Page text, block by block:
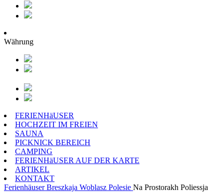
Währung
FERIENHäUSER
HOCHZEIT IM FREIEN
SAUNA
PICKNICK BEREICH
CAMPING
FERIENHäUSER AUF DER KARTE
ARTIKEL
KONTAKT
Ferienhäuser Breszkaja Woblasz Polesie Na Prostorakh Poliessja